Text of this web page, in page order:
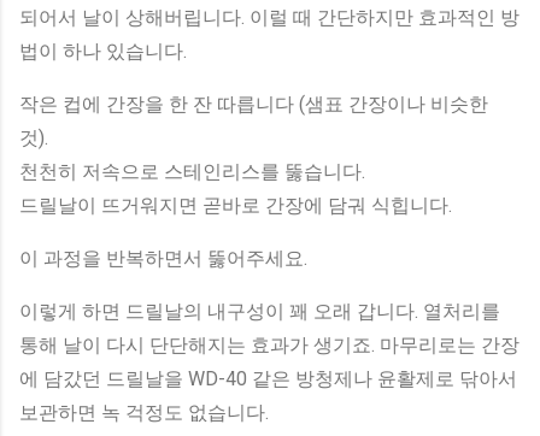
되어서 날이 상해버립니다. 이럴 때 간단하지만 효과적인 방
법이 하나 있습니다.
작은 컵에 간장을 한 잔 따릅니다 (샘표 간장이나 비슷한
것).
천천히 저속으로 스테인리스를 뚫습니다.
드릴날이 뜨거워지면 곧바로 간장에 담궈 식힙니다.
이 과정을 반복하면서 뚫어주세요.
이렇게 하면 드릴날의 내구성이 꽤 오래 갑니다. 열처리를
통해 날이 다시 단단해지는 효과가 생기죠. 마무리로는 간장
에 담갔던 드릴날을 WD-40 같은 방청제나 윤활제로 닦아서
보관하면 녹 걱정도 없습니다.